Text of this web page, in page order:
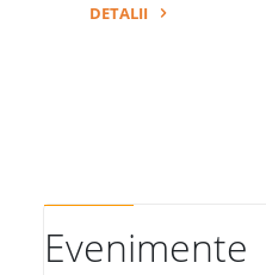
DETALII
Evenimente